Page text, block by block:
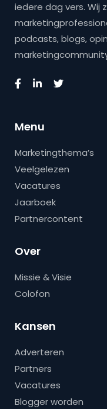
iedere dag vers. Wij
podcasts, blogs,
Menu
Marketingthema’s
Veelgelezen
Vacatures
Jaarboek
Partnercontent
Over
Missie & Visie
Colofon
Kansen
Adverteren
Partners
Vacatures
Blogger worden